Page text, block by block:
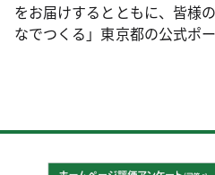
をお届けするとともに、皆様
なでつくる」東京都の公式ポ